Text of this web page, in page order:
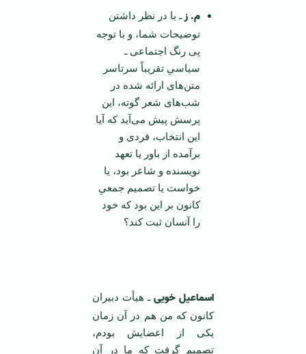
م. زـ با در نظر داشتن
توضیحات شما، و با توجه
پی رنگ اجتماعی ـ
سیاسیِ تقریباً سرتاسر
متن‌های ارائه شده در
شب‌های شعر گوته، این
پرسش پیش می‌آید که آیا
این انتخاب، فردی و
برآمده از باور یا تعهد
نویسنده و شاعر بود، یا
خواست یا تصمیم جمعیِ
کانون بر این بود که خود
را آنسان ثبت کند؟
اسماعیل خویی ـ هیأت دبیران
کانون که من هم در آن زمان
یکی از اعضایش بودم،
تصمیم گرفت که ما در آن